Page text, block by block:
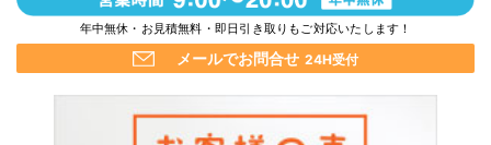
年中無休・お見積無料・即日引き取りもご対応いたします！
メールでお問合せ 24H受付